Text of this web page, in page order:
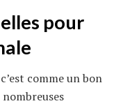
pour
comme un bon